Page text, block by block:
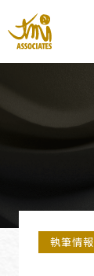
執筆情報